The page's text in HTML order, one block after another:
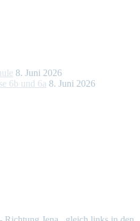
8. Juni 2026
6b und 6a 8. Juni 2026